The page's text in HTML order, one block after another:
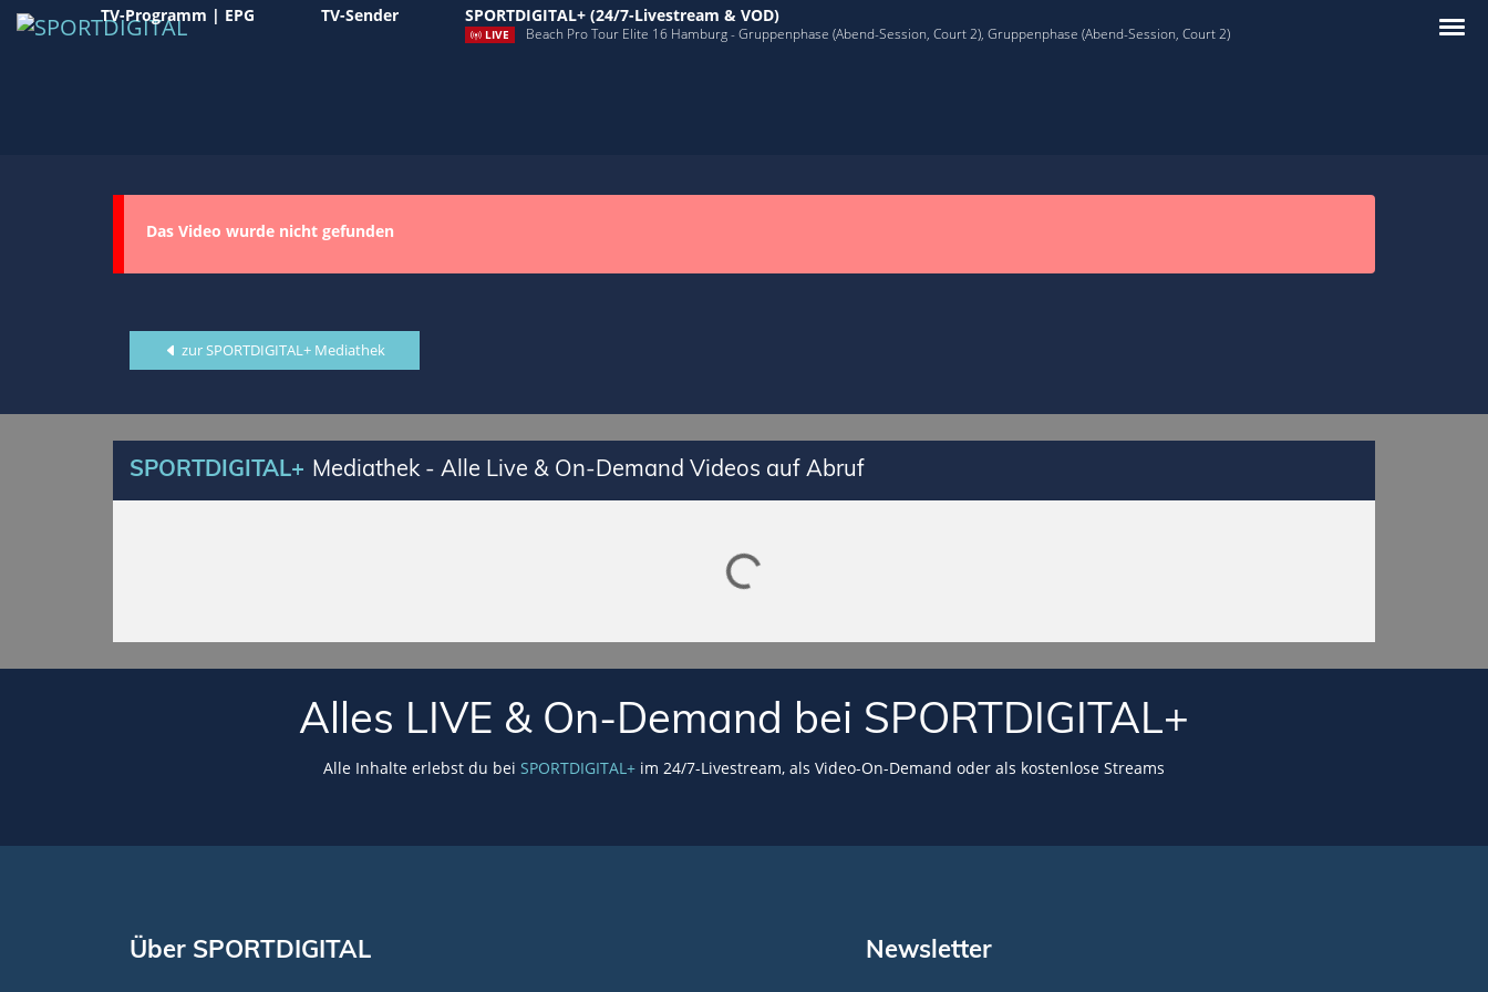
TV-Programm | EPG TV-Sender SPORTDIGITAL+ (24/7-Livestream & VOD)
LIVE Beach Pro Tour Elite 16 Hamburg - Gruppenphase (Abend-Session, Court 2), Gruppenphase (Abend-Session, Court 2)
Das Video wurde nicht gefunden
zur SPORTDIGITAL+ Mediathek
SPORTDIGITAL+ Mediathek - Alle Live & On-Demand Videos auf Abruf
Lade SPORTDIGITAL+ Mediathek
Alles LIVE & On-Demand bei SPORTDIGITAL+
Alle Inhalte erlebst du bei SPORTDIGITAL+ im 24/7-Livestream, als Video-On-Demand oder als kostenlose Streams
Über SPORTDIGITAL Newsletter